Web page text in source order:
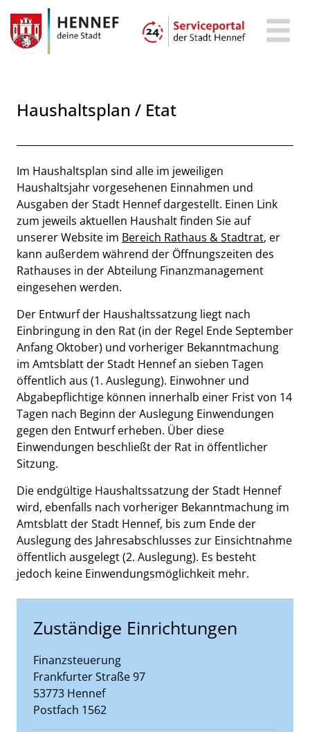
Zum Hauptinhalt springen
Zum Header
Zum Hauptinhalt
Zum Footer
Haushaltsplan / Etat
Beschreibung
Im Haushaltsplan sind alle im jeweiligen
Haushaltsjahr vorgesehenen Einnahmen und
Ausgaben der Stadt Hennef dargestellt. Einen Link
zum jeweils aktuellen Haushalt finden Sie auf
unserer Website im Bereich Rathaus & Stadtrat, er
kann außerdem während der Öffnungszeiten des
Rathauses in der Abteilung Finanzmanagement
eingesehen werden.
Der Entwurf der Haushaltssatzung liegt nach
Einbringung in den Rat (in der Regel Ende September
Anfang Oktober) und vorheriger Bekanntmachung
im Amtsblatt der Stadt Hennef an sieben Tagen
öffentlich aus (1. Auslegung). Einwohner und
Abgabepflichtige können innerhalb einer Frist von 14
Tagen nach Beginn der Auslegung Einwendungen
gegen den Entwurf erheben. Über diese
Einwendungen beschließt der Rat in öffentlicher
Sitzung.
Die endgültige Haushaltssatzung der Stadt Hennef
wird, ebenfalls nach vorheriger Bekanntmachung im
Amtsblatt der Stadt Hennef, bis zum Ende der
Auslegung des Jahresabschlusses zur Einsichtnahme
öffentlich ausgelegt (2. Auslegung). Es besteht
jedoch keine Einwendungsmöglichkeit mehr.
Zuständige Einrichtungen
Finanzsteuerung
Straße:
Frankfurter StraßeHausnummer:
97
PLZ:
53773 Ort:
Hennef
Postfach 1562